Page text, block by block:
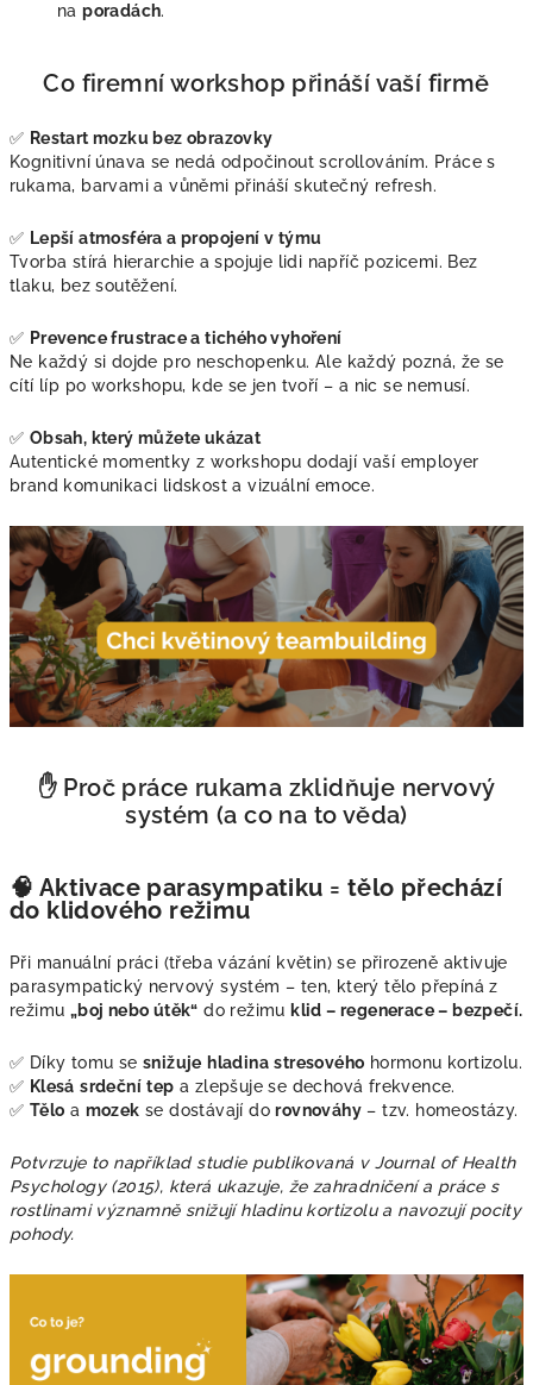
naporadách.
Co firemní workshop přináší vaší firmě
✅ Restart mozku bez obrazovky
Kognitivní únava se nedá odpočinout scrollováním. Práce s
rukama, barvami a vůněmi přináší skutečný refresh.
✅ Lepší atmosféra a propojení v týmu
Tvorba stírá hierarchie a spojuje lidi napříč pozicemi. Bez
tlaku, bez soutěžení.
✅ Prevence frustrace a tichého vyhoření
Ne každý si dojde pro neschopenku. Ale každý pozná, že se
cítí líp po workshopu, kde se jen tvoří – a nic se nemusí.
✅ Obsah, který můžete ukázat
Autentické momentky z workshopu dodají vaší employer
brand komunikaci lidskost a vizuální emoce.
✋ Proč práce rukama zklidňuje nervový
systém (a co na to věda)
🧠 Aktivace parasympatiku = tělo přechází
do klidového režimu
Při manuální práci (třeba vázání květin) se přirozeně aktivuje
parasympatický nervový systém – ten, který tělo přepíná z
režimu „boj nebo útěk“ do režimuklid – regenerace – bezpečí.
✅ Díky tomu se snižuje hladina stresového hormonu kortizolu.
✅ Klesá srdeční tep a zlepšuje se dechová frekvence.
✅ Tělo a mozek se dostávají dorovnováhy – tzv. homeostázy.
Potvrzuje to například studie publikovaná v Journal of Health
Psychology (2015), která ukazuje, že zahradničení a práce s
rostlinami významně snižují hladinu kortizolu a navozují pocity
pohody.